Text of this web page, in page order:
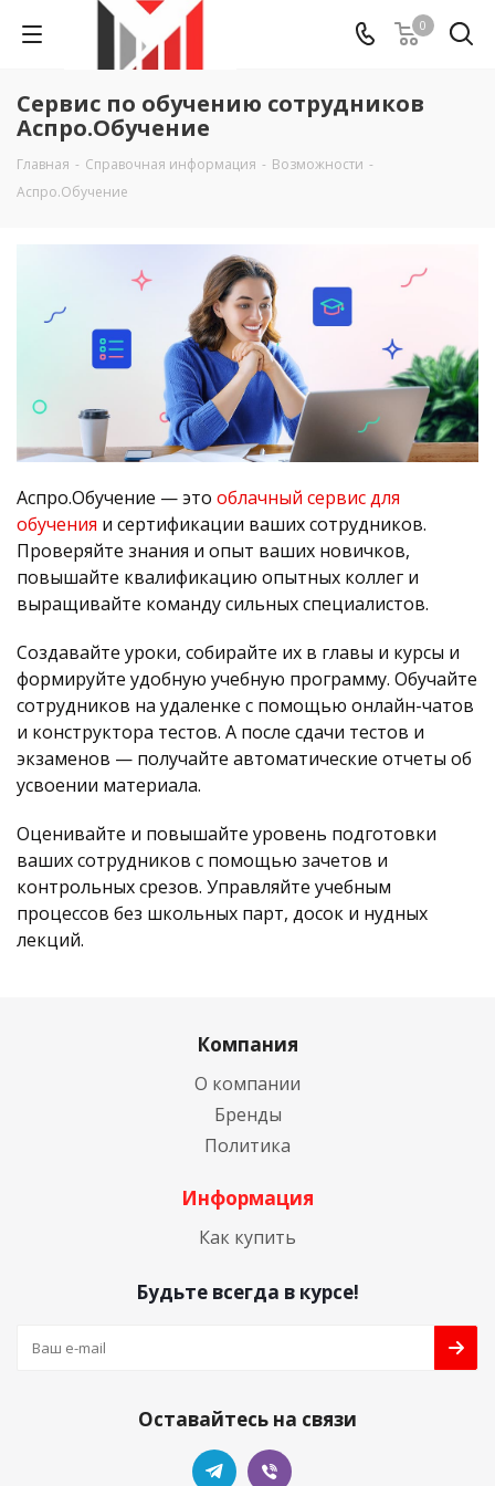
0
Сервис по обучению сотрудников
Аспро.Обучение
Главная - Справочная информация - Возможности -
Аспро.Обучение
Аспро.Обучение — это облачный сервис для
обучения и сертификации ваших сотрудников.
Проверяйте знания и опыт ваших новичков,
повышайте квалификацию опытных коллег и
выращивайте команду сильных специалистов.
Создавайте уроки, собирайте их в главы и курсы и
формируйте удобную учебную программу. Обучайте
сотрудников на удаленке с помощью онлайн-чатов
и конструктора тестов. А после сдачи тестов и
экзаменов — получайте автоматические отчеты об
усвоении материала.
Оценивайте и повышайте уровень подготовки
ваших сотрудников с помощью зачетов и
контрольных срезов. Управляйте учебным
процессов без школьных парт, досок и нудных
лекций.
Компания
О компании
Бренды
Политика
Информация
Как купить
Будьте всегда в курсе!
Оставайтесь на связи